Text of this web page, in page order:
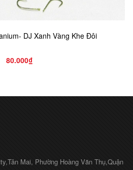
DJ Xanh Vàng Khe Đôi
80.000₫
Mai, Phường Hoàng Văn Thụ,Quận